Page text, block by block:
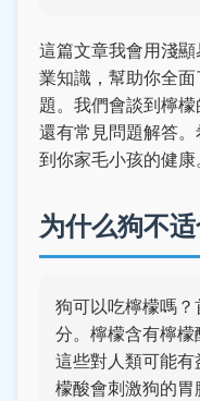
這篇文章我會用淺
業知識，幫助你全
題。我們會談到檸
還有常見問題解答
到你家毛小孩的健康
为什么狗不
狗可以吃檸檬嗎
分。檸檬含有檸檬
這些對人類可能
檬酸會刺激狗的